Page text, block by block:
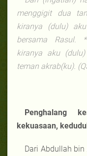
menggigit dua
kiranya (dulu)
bersama Rasul.
kiranya aku
teman akrab(ku).
Penghalang
kekuasaan,
Dari Abdullah bin